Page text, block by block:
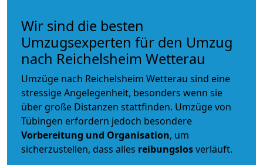
Wir sind die besten
Umzugsexperten für den Umzug
nach Reichelsheim Wetterau
Umzüge nach Reichelsheim Wetterau sind eine
stressige Angelegenheit, besonders wenn sie
über große Distanzen stattfinden. Umzüge von
Tübingen erfordern jedoch besondere
Vorbereitung und Organisation, um
sicherzustellen, dass alles reibungslosverläuft.